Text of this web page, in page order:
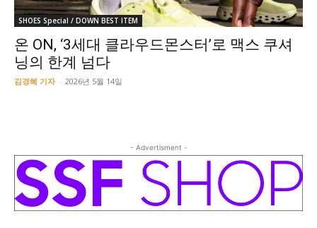
SHOES Special / DOWN BEST ITEM
온 ON, ‘3세대 클라우드몬스터’로 맥스 쿠셔
닝의 한계 넘다
김경혜 기자 - 2026년 5월 14일
- Advertisment -